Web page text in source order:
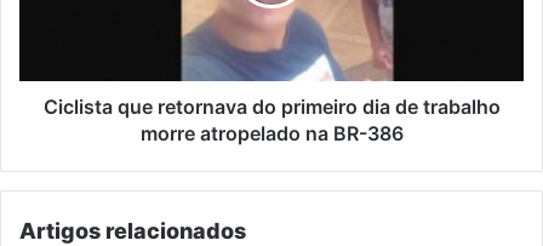
morre
atropelado
Ciclista que retornava do primeiro dia de trabalho
morre atropelado na BR-386
Artigos relacionados